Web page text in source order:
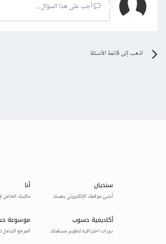
أجب على هذا السؤال...
اذهب إلى قائمة الأسئلة